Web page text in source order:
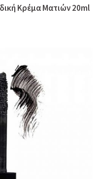
Κρέμα Ματιών 20ml